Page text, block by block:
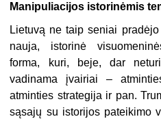
Manipuliacijos istorinėmis
Lietuvą ne taip seniai
nauja, istorinė
forma, kuri, beje, dar
vadinama įvairiai –
atminties strategija ir pan.
sąsajų su istorijos pateikimo